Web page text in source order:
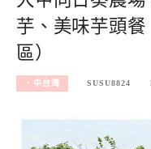
芋、美味芋頭
區）
‧中台灣 SUSU8824